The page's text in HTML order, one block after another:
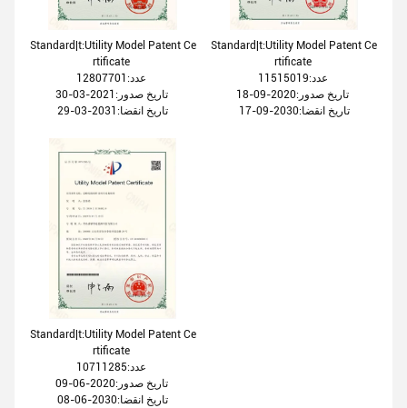
Standard|t:Utility Model Patent Ce
rtificate
تاریخ صدور:2021-03-30
تاریخ انقضا:2031-03-29
Standard|t:Utility Model Patent Ce
rtificate
تاریخ انقضا:2030-09-17
Standard|t:Utility Model Patent Ce
rtificate
تاریخ صدور:2020-06-09
تاریخ انقضا:2030-06-08